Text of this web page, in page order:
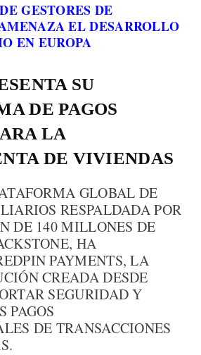
GESTORES DE
EL DESARROLLO
EN EUROPA
SU
DE PAGOS
LA
DE VIVIENDAS
GLOBAL DE
RESPALDADA POR
DE 140 MILLONES DE
HA
PAYMENTS, LA
CREADA DESDE
SEGURIDAD Y
PAGOS
DE TRANSACCIONES